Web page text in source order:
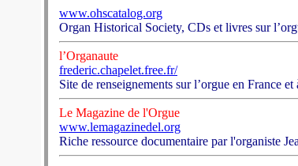
www.ohscatalog.org
Organ Historical Society, CDs et livres sur
l’Organaute
frederic.chapelet.free.fr/
Site de renseignements sur l’orgue en France et
Le Magazine de l'Orgue
www.lemagazinedel.org
Riche ressource documentaire par l'organiste